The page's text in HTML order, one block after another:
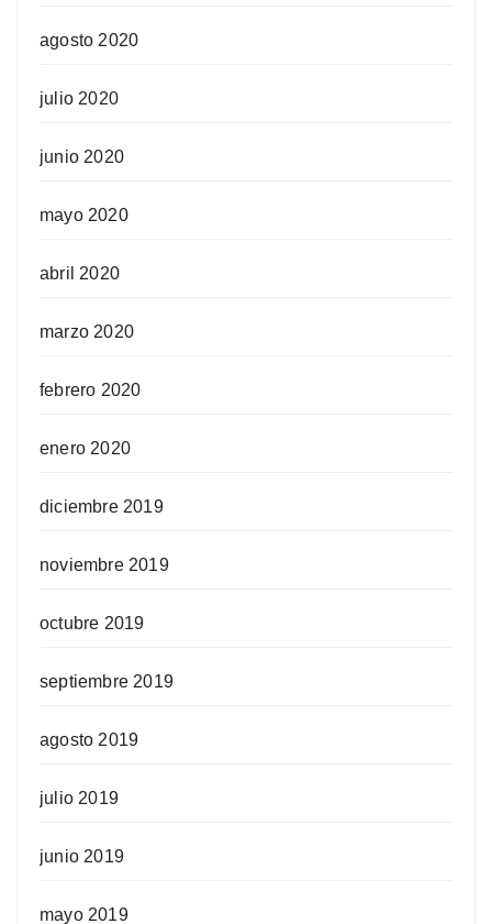
agosto 2020
julio 2020
junio 2020
mayo 2020
abril 2020
marzo 2020
febrero 2020
enero 2020
diciembre 2019
noviembre 2019
octubre 2019
septiembre 2019
agosto 2019
julio 2019
junio 2019
mayo 2019